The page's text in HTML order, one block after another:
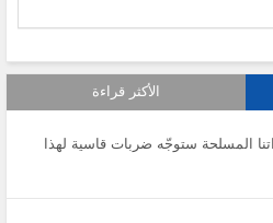
الأكثر قراءة
المسلحة ستوجّه ضربات قاسية لهذا